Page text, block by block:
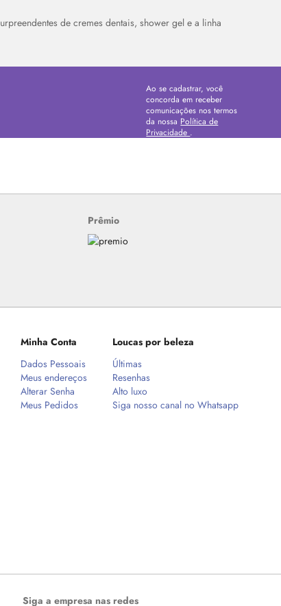
de cremes dentais, shower gel e a linha
Ao se cadastrar, você
concorda em receber
comunicações nos termos
da nossa Política de
Privacidade .
Prêmio
Minha Conta
Dados Pessoais
Meus endereços
Alterar Senha
Meus Pedidos
Loucas por beleza
Últimas
Resenhas
Alto luxo
Siga nosso canal no Whatsapp
Siga a empresa nas redes